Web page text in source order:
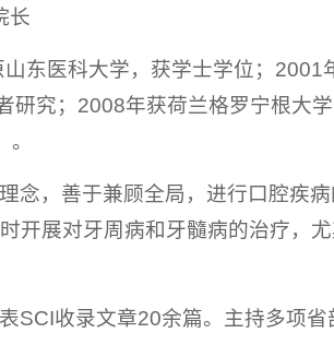
长
东医科大学，获学士学位；
研究；2008年获荷兰格罗宁根大
念，善于兼顾全局，进行口腔疾
开展对牙周病和牙髓病的治疗，
SCI收录文章20余篇。主持多项省